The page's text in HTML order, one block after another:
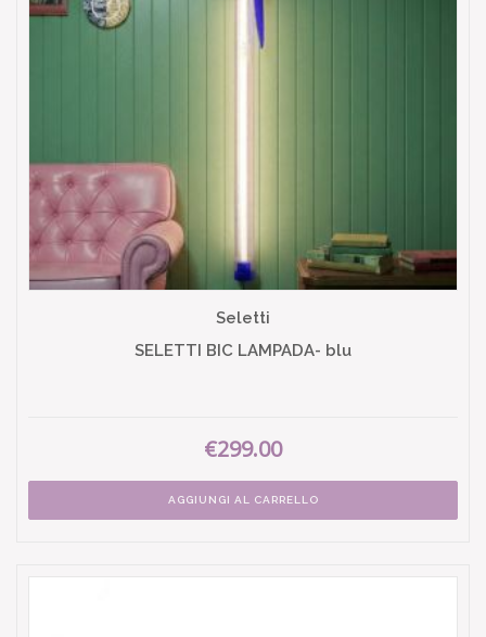
Seletti
SELETTI BIC LAMPADA- blu
€299.00
AGGIUNGI AL CARRELLO